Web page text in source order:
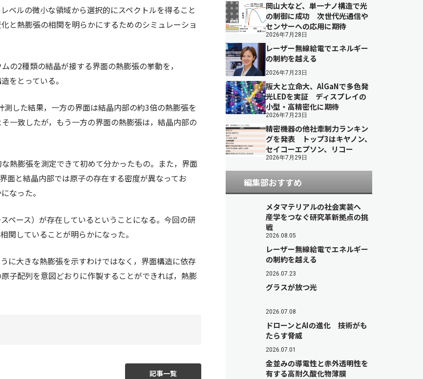
ベルの微小な領域から選択的にスペクトルを得ること
と熱膨張の相関を明らかにするためのシミュレーショ
の2種類の結晶が接する界面の熱膨張の挙動を，
をとっている。
した結果，一方の界面は結晶内部の約3倍の熱膨張を
一致したが，もう一方の界面の熱膨張は，結晶内部の
熱膨張を測定できて初めて分かったもの。また，界面
面と結晶内部では原子の存在する密度が異なってお
なった。
ペース）が存在しているということになる。今回の研
関していることが明らかになった。
に大きな熱膨張を示すわけではなく，界面構造に依存
子配列を意図どおりに作製することができれば，熱膨
記事一覧
岡山大など、単一ナノ構造で光
の制御に成功 次世代光通信や
センサーへの応用に期待
2026年7月28日
レーザー無線給電でエネルギー
の制約を越える
2026年7月23日
阪大と立命大、AlGaNで多色発
光LEDを実証 ディスプレイの
小型・高精密化に期待
2026年7月23日
精密機器の他社牽制力ランキン
グを発表 トップ3はキヤノン、
セイコーエプソン、リコー
2026年7月29日
編集部おすすめ
メタマテリアルの社会実装へ
産学をつなぐ研究革新拠点の挑
戦
2026.08.05
レーザー無線給電でエネルギー
の制約を越える
2026.07.23
グラスが放つ光
2026.07.08
ドローンとAIの進化 技術がも
たらす脅威
2026.07.01
金並みの導電性と赤外透明性を
有する高耐久酸化物薄膜